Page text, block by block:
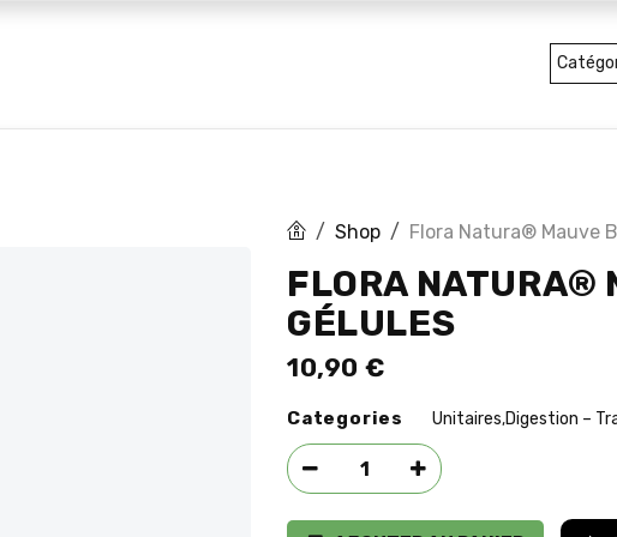
Shop Flora Natura® Mauve
FLORA NATURA®
GÉLULES
10,90 €
Categories Unitaires,Digestion –